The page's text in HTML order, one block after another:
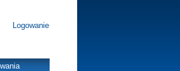
Logowanie